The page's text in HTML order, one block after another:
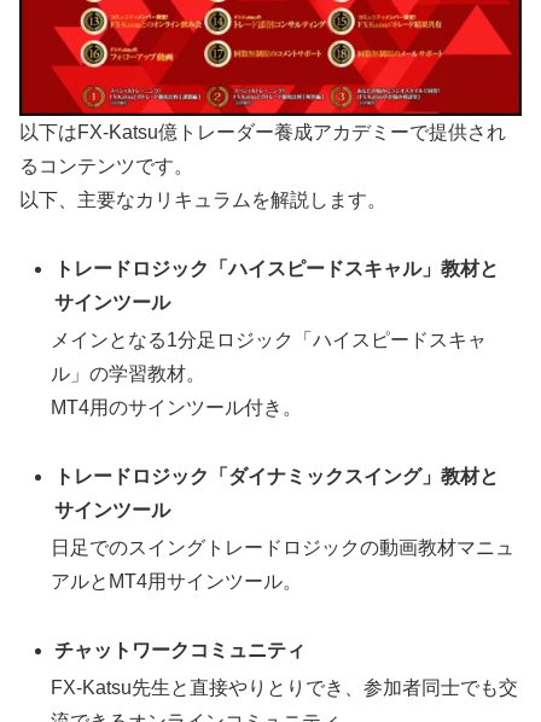
以下はFX-Katsu億トレーダー養成アカデミーで提供され
るコンテンツです。
以下、主要なカリキュラムを解説します。
トレードロジック「ハイスピードスキャル」教材と
サインツール
メインとなる1分足ロジック「ハイスピードスキャ
ル」の学習教材。
MT4用のサインツール付き。
トレードロジック「ダイナミックスイング」教材と
サインツール
日足でのスイングトレードロジックの動画教材マニュ
アルとMT4用サインツール。
チャットワークコミュニティ
FX-Katsu先生と直接やりとりでき、参加者同士でも交